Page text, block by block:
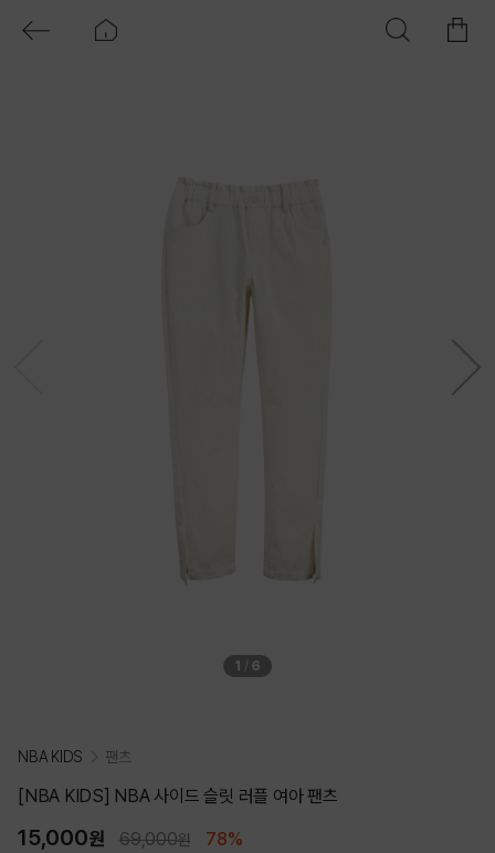
1 / 6
NBA KIDS 팬츠
[NBA KIDS] NBA 사이드 슬릿 러플 여아 팬츠
15,000원 69,000원 78%